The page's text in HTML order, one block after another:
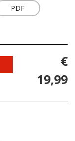
PDF
€
19,99